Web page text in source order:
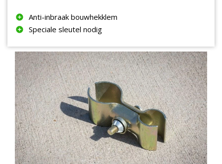
Anti-inbraak bouwhekklem
Speciale sleutel nodig